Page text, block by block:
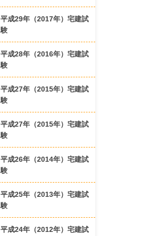
平成29年（2017年）宅建試
験
平成28年（2016年）宅建試
験
平成27年（2015年）宅建試
験
平成27年（2015年）宅建試
験
平成26年（2014年）宅建試
験
平成25年（2013年）宅建試
験
平成24年（2012年）宅建試